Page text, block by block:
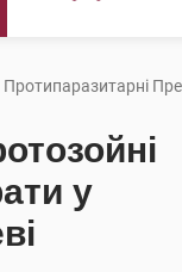
Протипаразитарні
у